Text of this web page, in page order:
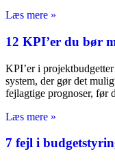
Læs mere »
12 KPI’er du bør
KPI’er i
system, der gør det
fejlagtige prognoser, før
Læs mere »
7 fejl i